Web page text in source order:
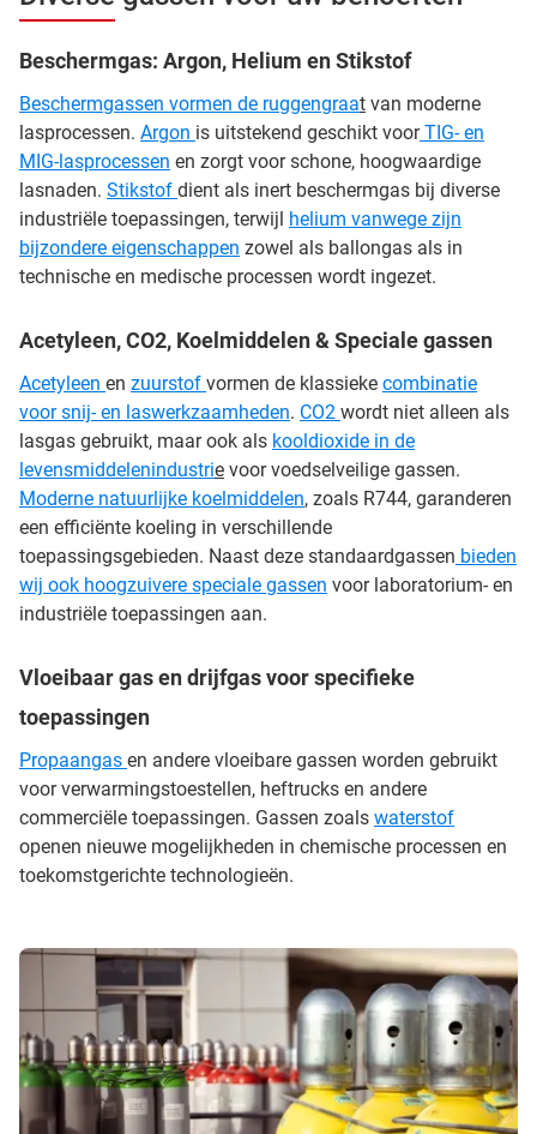
Beschermgas: Argon, Helium en Stikstof
Beschermgassen vormen de ruggengraat van moderne
lasprocessen. Argon is uitstekend geschikt voorTIG- en
MIG-lasprocessen en zorgt voor schone, hoogwaardige
lasnaden. Stikstof dient als inert beschermgas bij diverse
industriële toepassingen, terwijl helium vanwege zijn
bijzondere eigenschappen zowel als ballongas als in
technische en medische processen wordt ingezet.
Acetyleen, CO2, Koelmiddelen & Speciale gassen
Acetyleen en zuurstof vormen de klassieke combinatie
voor snij- en laswerkzaamheden. CO2 wordt niet alleen als
lasgas gebruikt, maar ook als kooldioxide in de
levensmiddelenindustrie voor voedselveilige gassen.
Moderne natuurlijke koelmiddelen, zoals R744, garanderen
een efficiënte koeling in verschillende
toepassingsgebieden. Naast deze standaardgassen bieden
wij ook hoogzuivere speciale gassen voor laboratorium- en
industriële toepassingen aan.
Vloeibaar gas en drijfgas voor specifieke
toepassingen
Propaangas en andere vloeibare gassen worden gebruikt
voor verwarmingstoestellen, heftrucks en andere
commerciële toepassingen. Gassen zoals waterstof
openen nieuwe mogelijkheden in chemische processen en
toekomstgerichte technologieën.